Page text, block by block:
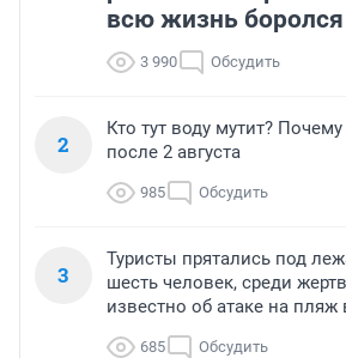
всю жизнь
3 990 Обсудить
2
Кто тут воду мутит?
после 2 августа
985 Обсудить
3
Туристы прятались под
шесть человек, среди
известно об атаке на пляж
685 Обсудить